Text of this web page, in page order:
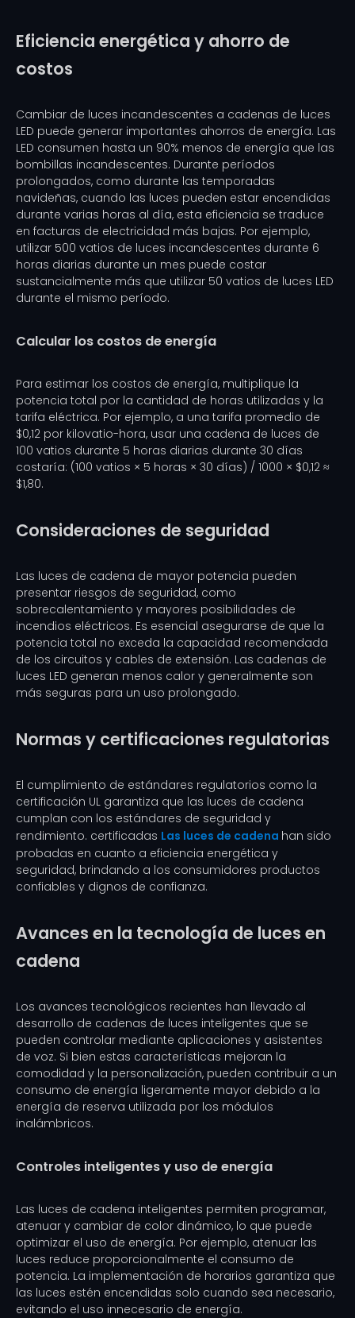
Eficiencia energética y ahorro de
costos
Cambiar de luces incandescentes a cadenas de luces
LED puede generar importantes ahorros de energía. Las
LED consumen hasta un 90% menos de energía que las
bombillas incandescentes. Durante períodos
prolongados, como durante las temporadas
navideñas, cuando las luces pueden estar encendidas
durante varias horas al día, esta eficiencia se traduce
en facturas de electricidad más bajas. Por ejemplo,
utilizar 500 vatios de luces incandescentes durante 6
horas diarias durante un mes puede costar
sustancialmente más que utilizar 50 vatios de luces LED
durante el mismo período.
Calcular los costos de energía
Para estimar los costos de energía, multiplique la
potencia total por la cantidad de horas utilizadas y la
tarifa eléctrica. Por ejemplo, a una tarifa promedio de
$0,12 por kilovatio-hora, usar una cadena de luces de
100 vatios durante 5 horas diarias durante 30 días
costaría: (100 vatios × 5 horas × 30 días) / 1000 × $0,12 ≈
$1,80.
Consideraciones de seguridad
Las luces de cadena de mayor potencia pueden
presentar riesgos de seguridad, como
sobrecalentamiento y mayores posibilidades de
incendios eléctricos. Es esencial asegurarse de que la
potencia total no exceda la capacidad recomendada
de los circuitos y cables de extensión. Las cadenas de
luces LED generan menos calor y generalmente son
más seguras para un uso prolongado.
Normas y certificaciones regulatorias
El cumplimiento de estándares regulatorios como la
certificación UL garantiza que las luces de cadena
cumplan con los estándares de seguridad y
rendimiento. certificadas Las luces de cadena han sido
probadas en cuanto a eficiencia energética y
seguridad, brindando a los consumidores productos
confiables y dignos de confianza.
Avances en la tecnología de luces en
cadena
Los avances tecnológicos recientes han llevado al
desarrollo de cadenas de luces inteligentes que se
pueden controlar mediante aplicaciones y asistentes
de voz. Si bien estas características mejoran la
comodidad y la personalización, pueden contribuir a un
consumo de energía ligeramente mayor debido a la
energía de reserva utilizada por los módulos
inalámbricos.
Controles inteligentes y uso de energía
Las luces de cadena inteligentes permiten programar,
atenuar y cambiar de color dinámico, lo que puede
optimizar el uso de energía. Por ejemplo, atenuar las
luces reduce proporcionalmente el consumo de
potencia. La implementación de horarios garantiza que
las luces estén encendidas solo cuando sea necesario,
evitando el uso innecesario de energía.